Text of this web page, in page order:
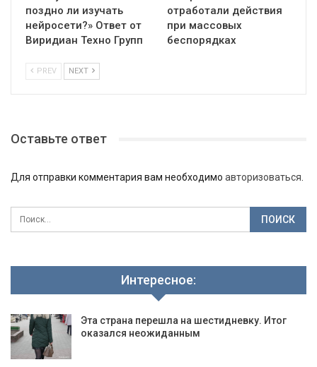
поздно ли изучать
нейросети?» Ответ от
Виридиан Техно Групп
отработали действия
при массовых
беспорядках
PREV NEXT
Оставьте ответ
Для отправки комментария вам необходимо авторизоваться.
Интересное:
Эта страна перешла на шестидневку. Итог
оказался неожиданным